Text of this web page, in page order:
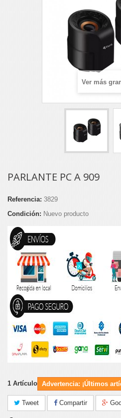
Ver más
PARLANTE PC A 909
Referencia: 3829
Condición: Nuevo producto
1 Artículo Advertencia: ¡Últimos
Tweet Compartir